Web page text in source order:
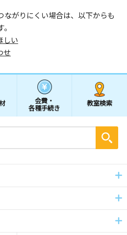
ながりにくい場合は、以下からも
しい
せ
会費・
各種手続き
教室検索